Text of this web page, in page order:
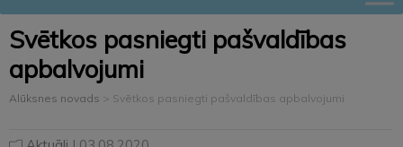
Svētkos pasniegti pašvaldības
apbalvojumi
Alūksnes novads > Svētkos pasniegti pašvaldības apbalvojumi